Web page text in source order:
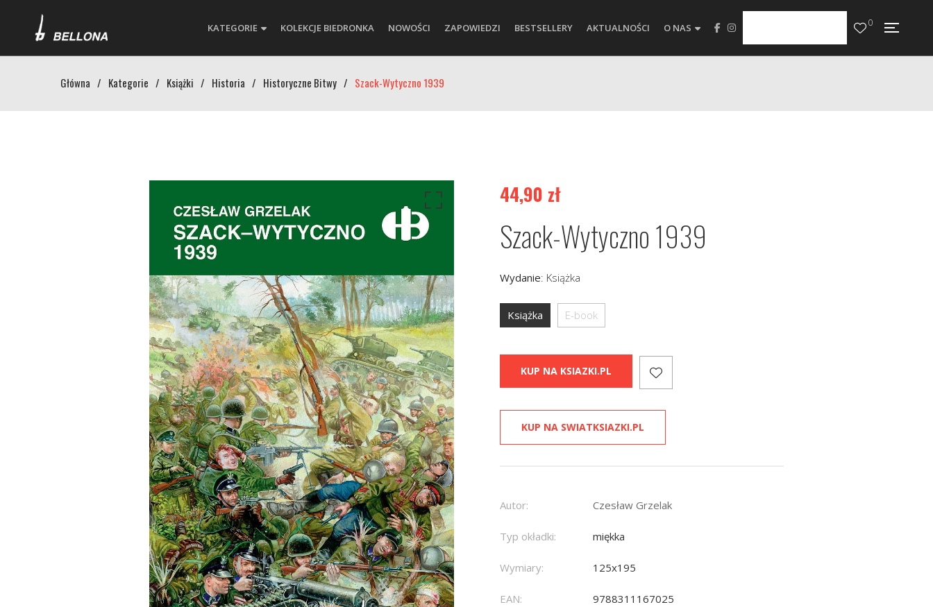
KATEGORIE KOLEKCJE BIEDRONKA NOWOŚCI ZAPOWIEDZI BESTSELLERY AKTUALNOŚCI O NAS 0
Główna / Kategorie / Książki / Historia / Historyczne Bitwy / Szack-Wytyczno 1939
44,90 zł
Szack-Wytyczno 1939
Wydanie: Książka
Książka E-book
KUP NA KSIAZKI.PL
KUP NA SWIATKSIAZKI.PL
Autor: Czesław Grzelak
Typ okładki: miękka
Wymiary: 125x195
EAN: 9788311167025